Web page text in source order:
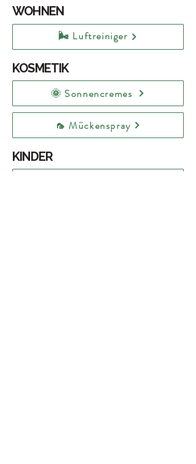
WOHNEN
🌬️ Luftreiniger
KOSMETIK
🌞 Sonnencremes
🦟 Mückenspray
KINDER